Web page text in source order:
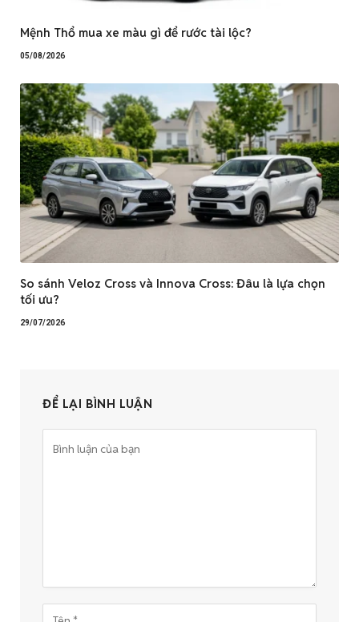
Mệnh Thổ mua xe màu gì để rước tài lộc?
05/08/2026
So sánh Veloz Cross và Innova Cross: Đâu là lựa chọn
tối ưu?
29/07/2026
ĐỂ LẠI BÌNH LUẬN